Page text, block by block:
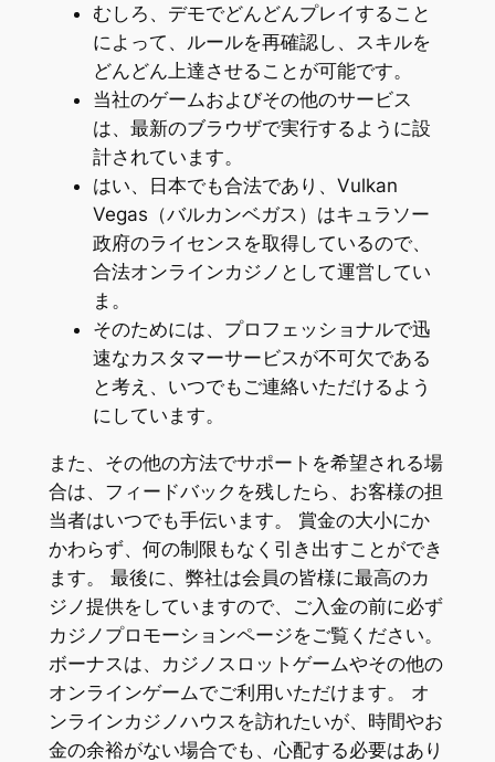
むしろ、デモでどんどんプレイすること
によって、ルールを再確認し、スキルを
どんどん上達させることが可能です。
当社のゲームおよびその他のサービス
は、最新のブラウザで実行するように設
計されています。
はい、日本でも合法であり、Vulkan
Vegas（バルカンベガス）はキュラソー
政府のライセンスを取得しているので、
合法オンラインカジノとして運営してい
ま。
そのためには、プロフェッショナルで迅
速なカスタマーサービスが不可欠である
と考え、いつでもご連絡いただけるよう
にしています。
また、その他の方法でサポートを希望される場
合は、フィードバックを残したら、お客様の担
当者はいつでも手伝います。 賞金の大小にか
かわらず、何の制限もなく引き出すことができ
ます。 最後に、弊社は会員の皆様に最高のカ
ジノ提供をしていますので、ご入金の前に必ず
カジノプロモーションページをご覧ください。
ボーナスは、カジノスロットゲームやその他の
オンラインゲームでご利用いただけます。 オ
ンラインカジノハウスを訪れたいが、時間やお
金の余裕がない場合でも、心配する必要はあり